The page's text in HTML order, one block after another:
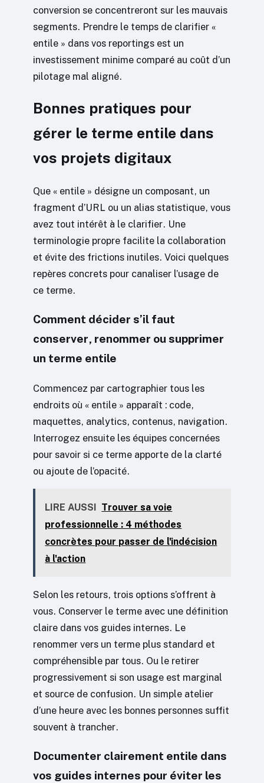
conversion se concentreront sur les mauvais
segments. Prendre le temps de clarifier «
entile » dans vos reportings est un
investissement minime comparé au coût d’un
pilotage mal aligné.
Bonnes pratiques pour
gérer le terme entile dans
vos projets digitaux
Que « entile » désigne un composant, un
fragment d’URL ou un alias statistique, vous
avez tout intérêt à le clarifier. Une
terminologie propre facilite la collaboration
et évite des frictions inutiles. Voici quelques
repères concrets pour canaliser l’usage de
ce terme.
Comment décider s’il faut
conserver, renommer ou supprimer
un terme entile
Commencez par cartographier tous les
endroits où « entile » apparaît : code,
maquettes, analytics, contenus, navigation.
Interrogez ensuite les équipes concernées
pour savoir si ce terme apporte de la clarté
ou ajoute de l’opacité.
LIRE AUSSI Trouver sa voie
professionnelle : 4 méthodes
concrètes pour passer de l'indécision
à l'action
Selon les retours, trois options s’offrent à
vous. Conserver le terme avec une définition
claire dans vos guides internes. Le
renommer vers un terme plus standard et
compréhensible par tous. Ou le retirer
progressivement si son usage est marginal
et source de confusion. Un simple atelier
d’une heure avec les bonnes personnes suffit
souvent à trancher.
Documenter clairement entile dans
vos guides internes pour éviter les